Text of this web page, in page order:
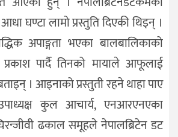
आधा घण्टा लामो प्रस्तुति दिएकी थिइन् ।
अपाङ्गता भएका बालबालिकाको
पार्दै तिनको मायाले आफूलाई
। आइनाको प्रस्तुती रहने थाहा पाए
कुल आचार्य, एनआरएनएका
ढकाल समूहले नेपालब्रिटेन डट